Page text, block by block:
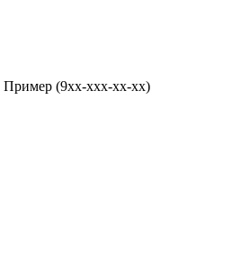
(9хх-ххх-хх-хх)